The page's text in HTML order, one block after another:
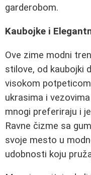
garderobom.
Kaubojke i
Ove zime modni
stilove, od kaubojki
visokom
ukrasima i
mnogi preferiraju i
Ravne čizme sa
svoje mesto u
udobnosti koju